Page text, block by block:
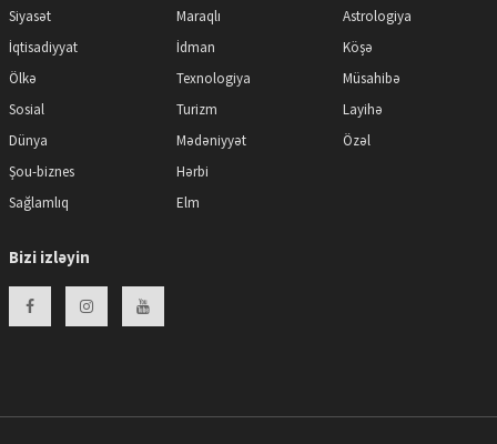
Siyasət
İqtisadiyyat
Ölkə
Sosial
Dünya
Şou-biznes
Sağlamlıq
Maraqlı
İdman
Texnologiya
Turizm
Mədəniyyət
Hərbi
Elm
Astrologiya
Köşə
Müsahibə
Layihə
Özəl
Bizi izləyin